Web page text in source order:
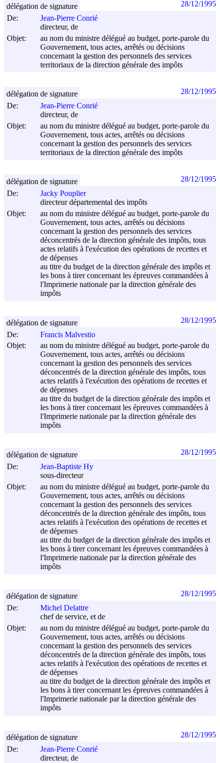
De:
Jean-Pierre Conrié
directeur, de
Objet:
au nom du ministre délégué au budget, porte-parole du
Gouvernement, tous actes, arrêtés ou décisions
concernant la gestion des personnels des services
territoriaux de la direction générale des impôts
délégation de signature 28/12/1995
De:
Jean-Pierre Conrié
directeur, de
Objet:
au nom du ministre délégué au budget, porte-parole du
Gouvernement, tous actes, arrêtés ou décisions
concernant la gestion des personnels des services
territoriaux de la direction générale des impôts
délégation de signature 28/12/1995
De:
Jacky Pouplier
directeur départemental des impôts
Objet:
au nom du ministre délégué au budget, porte-parole du
Gouvernement, tous actes, arrêtés ou décisions
concernant la gestion des personnels des services
déconcentrés de la direction générale des impôts, tous
actes relatifs à l'exécution des opérations de recettes et
de dépenses
au titre du budget de la direction générale des impôts et
les bons à tirer concernant les épreuves commandées à
l'Imprimerie nationale par la direction générale des
impôts
délégation de signature 28/12/1995
De:
Francis Malvestio
Objet:
au nom du ministre délégué au budget, porte-parole du
Gouvernement, tous actes, arrêtés ou décisions
concernant la gestion des personnels des services
déconcentrés de la direction générale des impôts, tous
actes relatifs à l'exécution des opérations de recettes et
de dépenses
au titre du budget de la direction générale des impôts et
les bons à tirer concernant les épreuves commandées à
l'Imprimerie nationale par la direction générale des
impôts
délégation de signature 28/12/1995
De:
Jean-Baptiste Hy
sous-directeur
Objet:
au nom du ministre délégué au budget, porte-parole du
Gouvernement, tous actes, arrêtés ou décisions
concernant la gestion des personnels des services
déconcentrés de la direction générale des impôts, tous
actes relatifs à l'exécution des opérations de recettes et
de dépenses
au titre du budget de la direction générale des impôts et
les bons à tirer concernant les épreuves commandées à
l'Imprimerie nationale par la direction générale des
impôts
délégation de signature 28/12/1995
De:
Michel Delattre
chef de service, et de
Objet:
au nom du ministre délégué au budget, porte-parole du
Gouvernement, tous actes, arrêtés ou décisions
concernant la gestion des personnels des services
déconcentrés de la direction générale des impôts, tous
actes relatifs à l'exécution des opérations de recettes et
de dépenses
au titre du budget de la direction générale des impôts et
les bons à tirer concernant les épreuves commandées à
l'Imprimerie nationale par la direction générale des
impôts
délégation de signature 28/12/1995
De:
Jean-Pierre Conrié
directeur, de
délégation de signature 28/12/1995